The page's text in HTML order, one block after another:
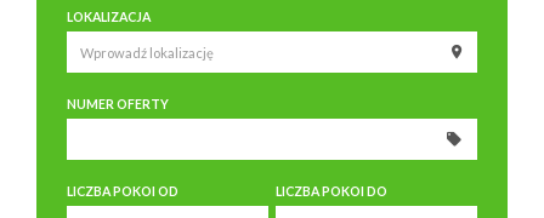
200 000 zł
250 000 zł
300 000 zł
200 000 zł
250 000 zł
LOKALIZACJA
NUMER OFERTY
LICZBA POKOI OD LICZBA POKOI DO